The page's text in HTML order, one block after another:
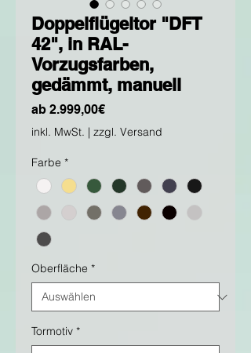
Doppelflügeltor "DFT
42", in RAL-
Vorzugsfarben,
gedämmt, manuell
ab 2.999,00€Sale-
Preis
inkl. MwSt. | zzgl. Versand
Farbe *
Oberfläche *
Tormotiv *